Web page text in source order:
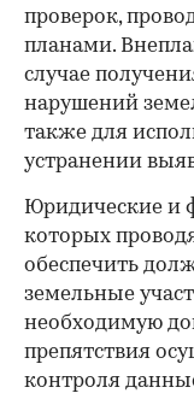
проверок,
планами.
случае
нарушений
также для
устранении
Юридические и
которых
обеспечить
земельные
необходимую
препятствия
контроля